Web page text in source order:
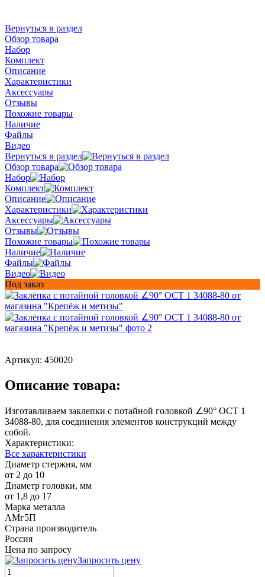
Вернуться в раздел
Обзор товара
Набор
Комплект
Описание
Характеристики
Аксессуары
Отзывы
Похожие товары
Наличие
Файлы
Видео
Вернуться в раздел
Обзор товара
Набор
Комплект
Описание
Характеристики
Аксессуары
Отзывы
Похожие товары
Наличие
Файлы
Видео
Под заказ
Артикул: 450020
Описание товара:
Изготавливаем заклепки с потайной головкой ∠90° ОСТ 1
34088-80, для соединения элементов конструкций между
собой.
Характеристики:
Все характеристики
Диаметр стержня, мм
от 2 до 10
Диаметр головки, мм
от 1,8 до 17
Марка металла
АМг5П
Страна производитель
Россия
Цена по запросу
Запросить цену